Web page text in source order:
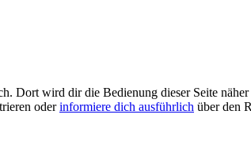
Dort wird dir die Bedienung dieser Seite
oderinformiere dich ausführlich über den